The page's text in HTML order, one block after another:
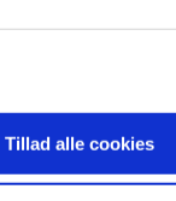
Tillad alle cookies